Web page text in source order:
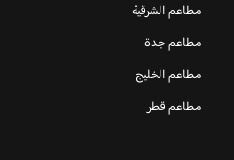
مطاعم الشرقية
مطاعم جدة
مطاعم الخليج
مطاعم قطر